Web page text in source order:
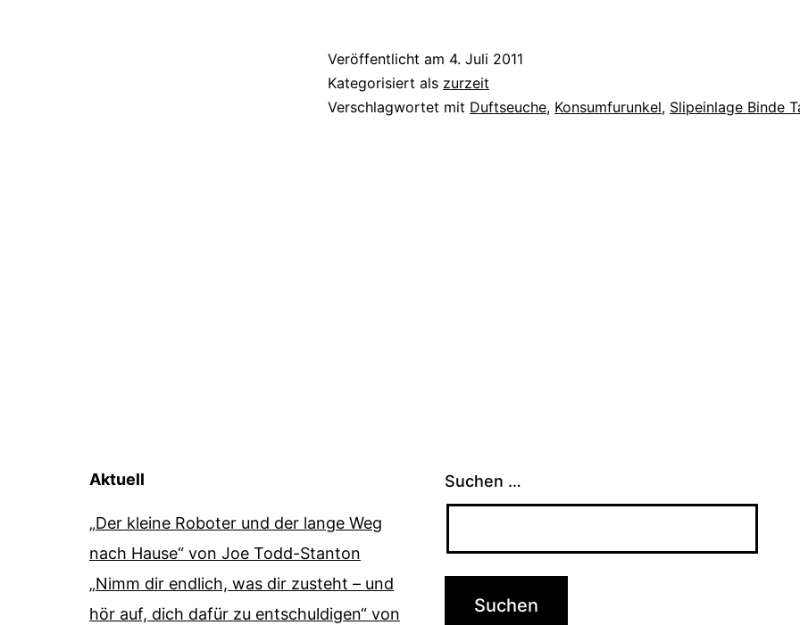
Veröffentlicht am 4. Juli 2011
Kategorisiert als zurzeit
Verschlagwortet mit Duftseuche, Konsumfurunkel, Slipeinlage Binde
Aktuell
„Der kleine Roboter und der lange Weg
nach Hause“ von Joe Todd-Stanton
„Nimm dir endlich, was dir zusteht – und
hör auf, dich dafür zu entschuldigen“ von
Suchen …